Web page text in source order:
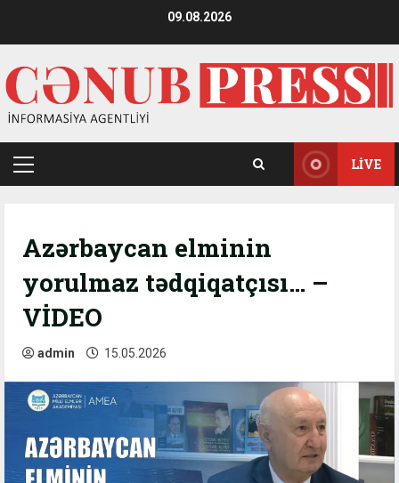
09.08.2026
Primary
LIVE
Azərbaycan elminin
yorulmaz tədqiqatçısı… –
VİDEO
admin 15.05.2026